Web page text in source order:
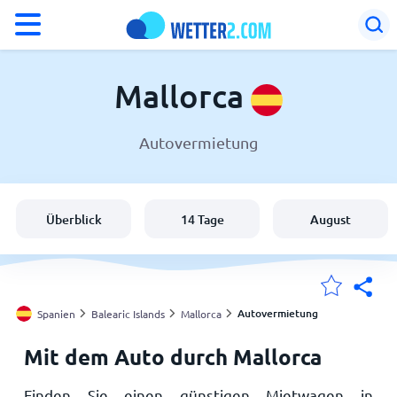
Schweiz
Deutschland
Meine Standorte
Mallorca
Autovermietung
Überblick 14 Tage August
Spanien Balearic Islands Mallorca Autovermietung
Mit dem Auto durch Mallorca